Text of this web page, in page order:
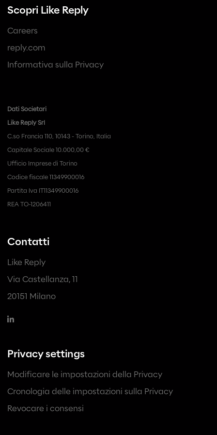
Scopri Like Reply
Careers
reply.com
Informativa sulla Privacy
Dati Societari
Like Reply Srl
C.so Francia 110, 10143 - Torino, Italia
Capitale Sociale 10.000,00 €
Ufficio Imprese di Torino
Codice fiscale 11349900016
Partita Iva IT11349900016
REA TO-1206411
Contatti
Like Reply
Via Castellanza, 11
20151 Milano
Privacy settings
Modificare le impostazioni della Privacy
Cronologia delle impostazioni sulla Privacy
Revocare i consensi